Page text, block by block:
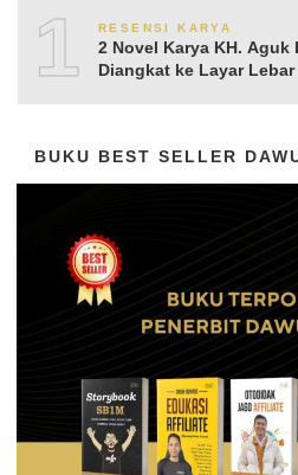
10RESENSI KARYA
2 Novel Karya KH. Aguk
Diangkat ke Layar Lebar
BUKU BEST SELLER